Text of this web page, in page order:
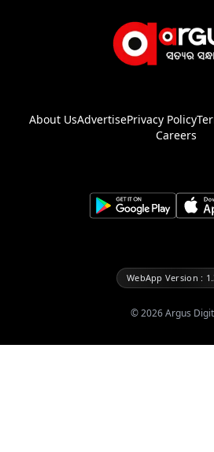
About UsAdvertisePrivacy Policy
Careers
WebApp Version :
©2026Argus